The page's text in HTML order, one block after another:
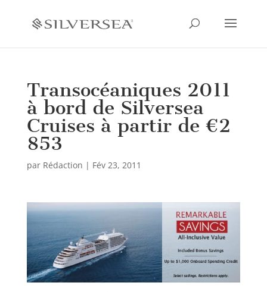
Transocéaniques 2011
à bord de Silversea
Cruises à partir de €2
853
par Rédaction | Fév 23, 2011